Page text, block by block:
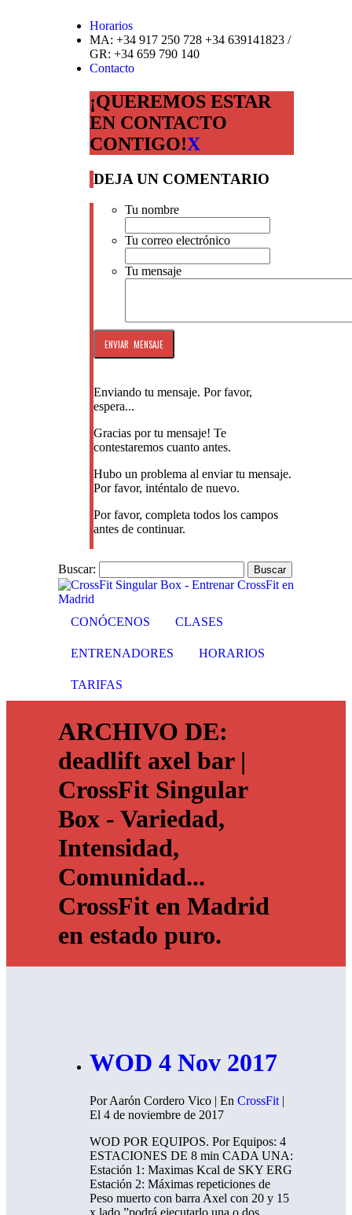
Horarios
MA: +34 917 250 728 +34 639141823 /
GR: +34 659 790 140
Contacto
¡QUEREMOS ESTAR
EN CONTACTO
CONTIGO!X
DEJA UN COMENTARIO
Tu nombre
Tu correo electrónico
Tu mensaje
Enviando tu mensaje. Por favor,
espera...
Gracias por tu mensaje! Te
contestaremos cuanto antes.
Hubo un problema al enviar tu mensaje.
Por favor, inténtalo de nuevo.
Por favor, completa todos los campos
antes de continuar.
Buscar:
CONÓCENOS CLASES
ENTRENADORES HORARIOS
TARIFAS
ARCHIVO DE:
deadlift axel bar |
CrossFit Singular
Box - Variedad,
Intensidad,
Comunidad...
CrossFit en Madrid
en estado puro.
WOD 4 Nov 2017
Por Aarón Cordero Vico | En CrossFit |
El 4 de noviembre de 2017
WOD POR EQUIPOS. Por Equipos: 4
ESTACIONES DE 8 min CADA UNA:
Estación 1: Maximas Kcal de SKY ERG
Estación 2: Máximas repeticiones de
Peso muerto con barra Axel con 20 y 15